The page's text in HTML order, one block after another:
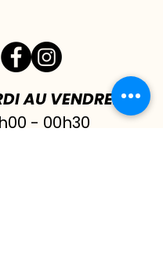
AU VENDREDI|
- 00h30